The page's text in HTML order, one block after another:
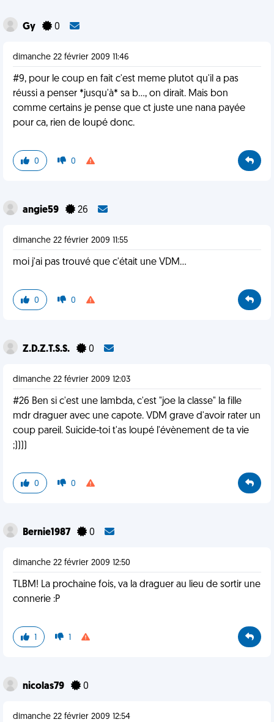
Gy 0
dimanche 22 février 2009 11:46
#9, pour le coup en fait c'est meme plutot qu'il a pas
réussi a penser *jusqu'à* sa b..., on dirait. Mais bon
comme certains je pense que ct juste une nana payée
pour ca, rien de loupé donc.
0 0
angie59 26
dimanche 22 février 2009 11:55
moi j'ai pas trouvé que c'était une VDM...
0 0
Z.D.Z.T.S.S. 0
dimanche 22 février 2009 12:03
#26 Ben si c'est une lambda, c'est "joe la classe" la fille
mdr draguer avec une capote. VDM grave d'avoir rater un
coup pareil. Suicide-toi t'as loupé l'évènement de ta vie
;))))
0 0
Bernie1987 0
dimanche 22 février 2009 12:50
TLBM! La prochaine fois, va la draguer au lieu de sortir une
connerie :P
1 1
nicolas79 0
dimanche 22 février 2009 12:54